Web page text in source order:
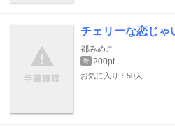
チェリーな恋じゃ
都みめこ
巻 200pt
お気に入り：50人